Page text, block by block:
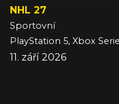
NHL 27
Sportovní
PlayStation 5, Xbox
11. září 2026